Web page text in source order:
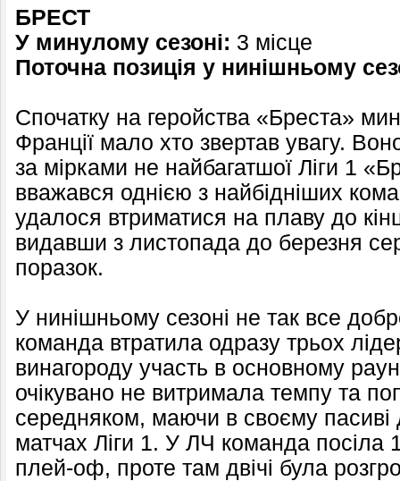
БРЕСТ
У минулому сезоні: 3 місце
Поточна позиція у нинішньому
Спочатку на геройства «Бреста»
Франції мало хто звертав увагу.
за мірками не найбагатшої Ліги 1
вважався однією з найбідніших
удалося втриматися на плаву до
видавши з листопада до березня
поразок.
У нинішньому сезоні не так все
команда втратила одразу трьох
винагороду участь в основному
очікувано не витримала темпу та
середняком, маючи в своєму пасиві
матчах Ліги 1. У ЛЧ команда посіла
плей-оф, проте там двічі була